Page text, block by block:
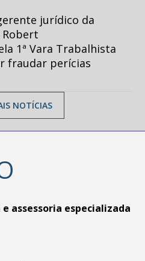
jurídico da
1ª Vara Trabalhista
fraudar perícias
NOTÍCIAS
e assessoria especializada